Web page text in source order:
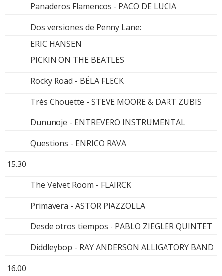
Panaderos Flamencos - PACO DE LUCIA
Dos versiones de Penny Lane:
ERIC HANSEN
PICKIN ON THE BEATLES
Rocky Road - BÉLA FLECK
Très Chouette - STEVE MOORE & DART ZUBIS
Dununoje - ENTREVERO INSTRUMENTAL
Questions - ENRICO RAVA
15.30
The Velvet Room - FLAIRCK
Primavera - ASTOR PIAZZOLLA
Desde otros tiempos - PABLO ZIEGLER QUINTET
Diddleybop - RAY ANDERSON ALLIGATORY BAND
16.00